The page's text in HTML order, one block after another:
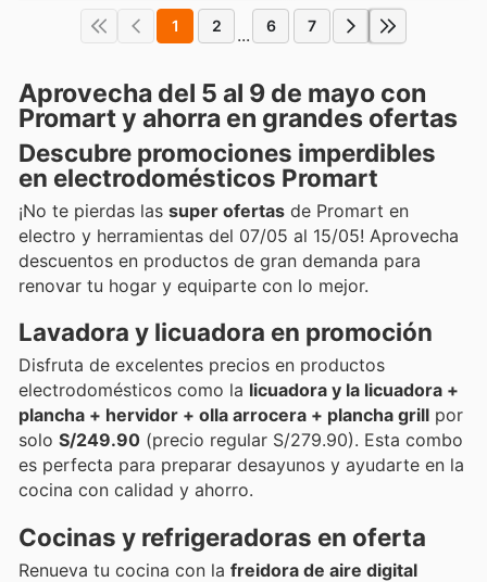
1 2 ... 6 7
Aprovecha del 5 al 9 de mayo con
Promart y ahorra en grandes ofertas
Descubre promociones imperdibles
en electrodomésticos Promart
¡No te pierdas las super ofertas de Promart en
electro y herramientas del 07/05 al 15/05! Aprovecha
descuentos en productos de gran demanda para
renovar tu hogar y equiparte con lo mejor.
Lavadora y licuadora en promoción
Disfruta de excelentes precios en productos
electrodomésticos como la licuadora y la licuadora +
plancha + hervidor + olla arrocera + plancha grill por
solo S/249.90 (precio regular S/279.90). Esta combo
es perfecta para preparar desayunos y ayudarte en la
cocina con calidad y ahorro.
Cocinas y refrigeradoras en oferta
Renueva tu cocina con la freidora de aire digital